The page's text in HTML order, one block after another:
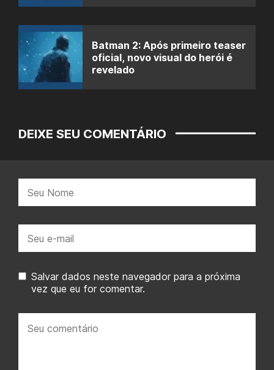
Batman 2: Após primeiro teaser
oficial, novo visual do herói é
revelado
DEIXE SEU COMENTÁRIO
mail:
Salvar dados neste navegador para a próxima
vez que eu for comentar.
comentário: